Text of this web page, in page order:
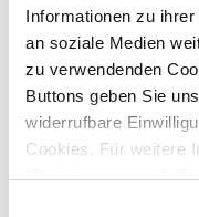
Informationen zu
an soziale Medien
zu verwendenden
Buttons geben Sie
widerrufbare
Cookies. Für weitere
"Details anzeigen".
Veranstaltungsort:
GFO Klinik -
Mühlenstraße 21-25,